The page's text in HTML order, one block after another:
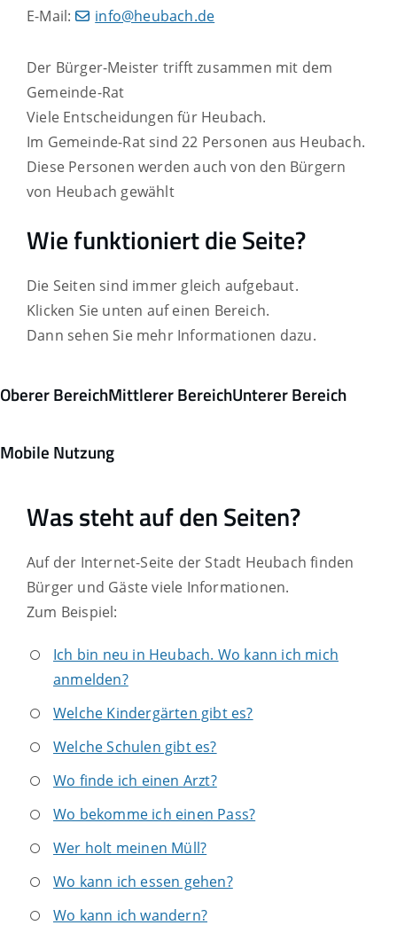
E-Mail:
info@heubach.de
Der Bürger-Meister trifft zusammen mit dem
Gemeinde-Rat
Viele Entscheidungen für Heubach.
Im Gemeinde-Rat sind 22 Personen aus Heubach.
Diese Personen werden auch von den Bürgern
von Heubach gewählt
Wie funktioniert die Seite?
Die Seiten sind immer gleich aufgebaut.
Klicken Sie unten auf einen Bereich.
Dann sehen Sie mehr Informationen dazu.
Oberer BereichMittlerer BereichUnterer Bereich
Mobile Nutzung
Was steht auf den Seiten?
Auf der Internet-Seite der Stadt Heubach finden
Bürger und Gäste viele Informationen.
Zum Beispiel:
Ich bin neu in Heubach. Wo kann ich mich
anmelden?
Welche Kindergärten gibt es?
Welche Schulen gibt es?
Wo finde ich einen Arzt?
Wo bekomme ich einen Pass?
Wer holt meinen Müll?
Wo kann ich essen gehen?
Wo kann ich wandern?